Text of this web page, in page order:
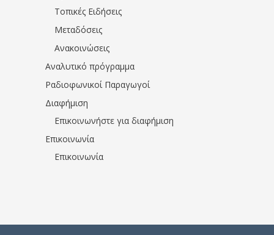
Τοπικές Ειδήσεις
Μεταδόσεις
Ανακοινώσεις
Αναλυτικό πρόγραμμα
Ραδιοφωνικοί Παραγωγοί
Διαφήμιση
Επικοινωνήστε για διαφήμιση
Επικοινωνία
Επικοινωνία